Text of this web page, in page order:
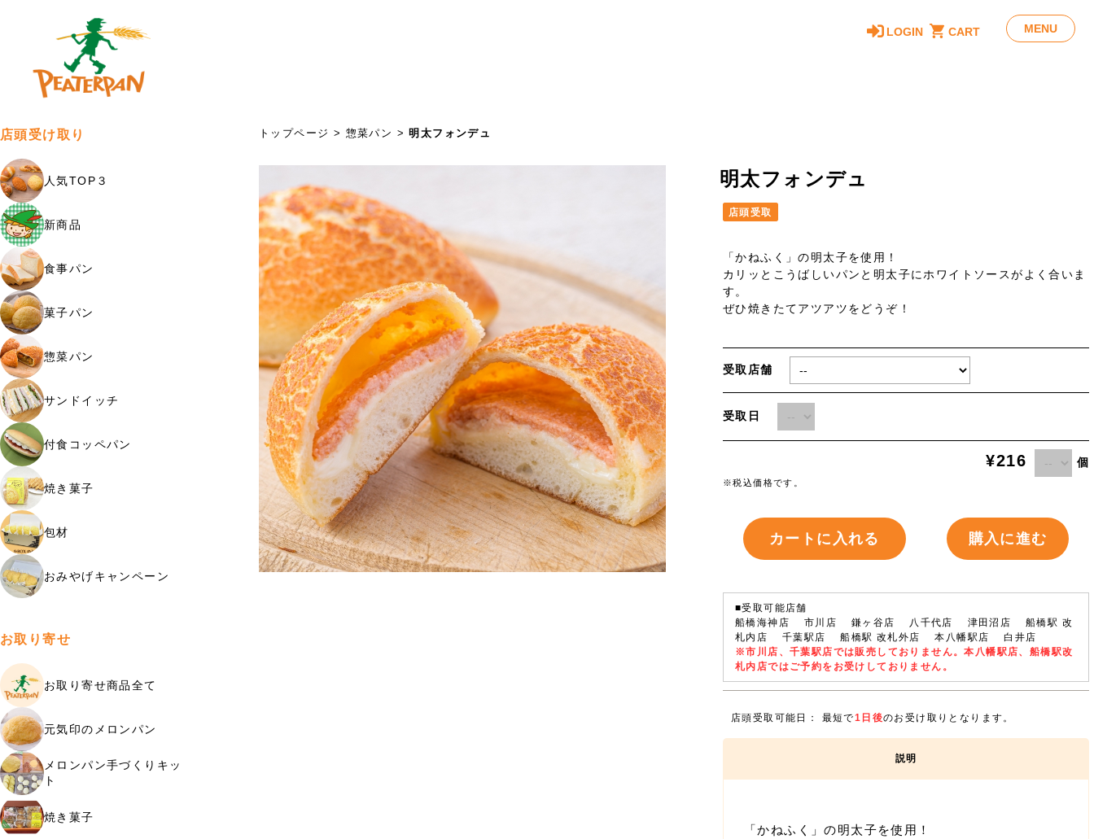
LOGIN CART MENU
店頭受け取り
人気TOP３
新商品
食事パン
菓子パン
惣菜パン
サンドイッチ
付食コッペパン
焼き菓子
包材
おみやげキャンペーン
お取り寄せ
お取り寄せ商品全て
元気印のメロンパン
メロンパン手づくりキッ
ト
焼き菓子
トップページ > 惣菜パン >明太フォンデュ
明太フォンデュ
店頭受取
「かねふく」の明太子を使用！
カリッとこうばしいパンと明太子にホワイトソースがよく合いま
す。
ぜひ焼きたてアツアツをどうぞ！
受取店舗
受取日
¥216 個
※税込価格です。
カートに入れる 購入に進む
■受取可能店舗
船橋海神店 市川店 鎌ヶ谷店 八千代店 津田沼店 船橋駅 改
札内店 千葉駅店 船橋駅 改札外店 本八幡駅店 白井店
※市川店、千葉駅店では販売しておりません。本八幡駅店、船橋駅改
札内店ではご予約をお受けしておりません。
店頭受取可能日： 最短で1日後のお受け取りとなります。
「かねふく」の明太子を使用！